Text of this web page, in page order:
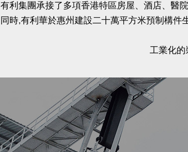
有利集團承接了多項香港特區房屋、酒店、醫
同時,有利華於惠州建設二十萬平方米預制構
工業化的